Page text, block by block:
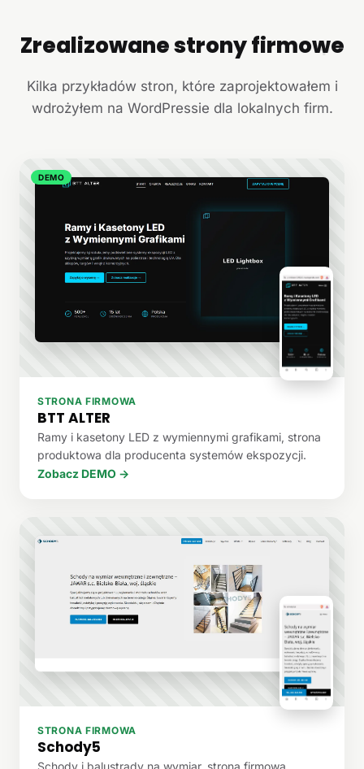
+
Zrealizowane strony firmowe
Kilka przykładów stron, które zaprojektowałem i
wdrożyłem na WordPressie dla lokalnych firm.
DEMO
STRONA FIRMOWA
BTT ALTER
Ramy i kasetony LED z wymiennymi grafikami, strona
produktowa dla producenta systemów ekspozycji.
Zobacz DEMO →
STRONA FIRMOWA
Schody5